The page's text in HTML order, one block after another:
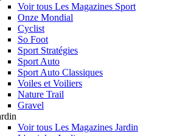
Voir tous Les Magazines Sport
Onze Mondial
Cyclist
So Foot
Sport Stratégies
Sport Auto
Sport Auto Classiques
Voiles et Voiliers
Nature Trail
Gravel
Voir tous Les Magazines Jardin